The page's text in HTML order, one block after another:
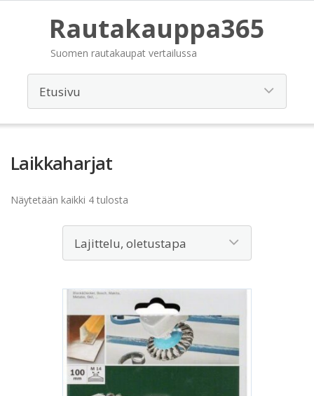
Rautakauppa365
Suomen rautakaupat vertailussa
Laikkaharjat
Näytetään kaikki 4 tulosta